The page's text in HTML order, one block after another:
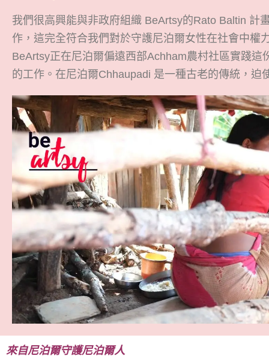
我們很高興能與非政府組織 BeArtsy的Rato Baltin 計
作，這完全符合我們對於守護尼泊爾女性在社會中權
BeArtsy正在尼泊爾偏遠西部Achham農村社區實踐這
的工作。在尼泊爾Chhaupadi 是一種古老的傳統，迫
來自尼泊爾守護尼泊爾人